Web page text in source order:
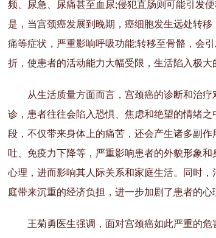
频、尿急、尿痛甚至血尿;侵犯直肠则可能引发
是，当宫颈癌发展到晚期，癌细胞发生远处转
痛等症状，严重影响呼吸功能;转移至骨骼，会
折，使患者的活动能力大幅受限，生活陷入极大
从生活质量方面而言，宫颈癌的诊断和治
诊，患者往往会陷入恐惧、焦虑和绝望的情绪
段，不仅带来身体上的痛苦，还会产生诸多副
吐、免疫力下降等，严重影响患者的外貌形象
心理，进而影响其人际关系和家庭生活。同时
庭带来沉重的经济负担，进一步加剧了患者的心
王菊勇医生强调，面对宫颈癌如此严重的